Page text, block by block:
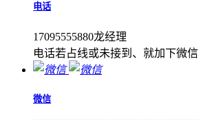
电话
17095555880龙经理
电话若占线或未接到、就加下微信
微信